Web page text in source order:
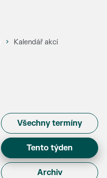
Kalendář akcí
Všechny termíny
Tento týden
Archiv